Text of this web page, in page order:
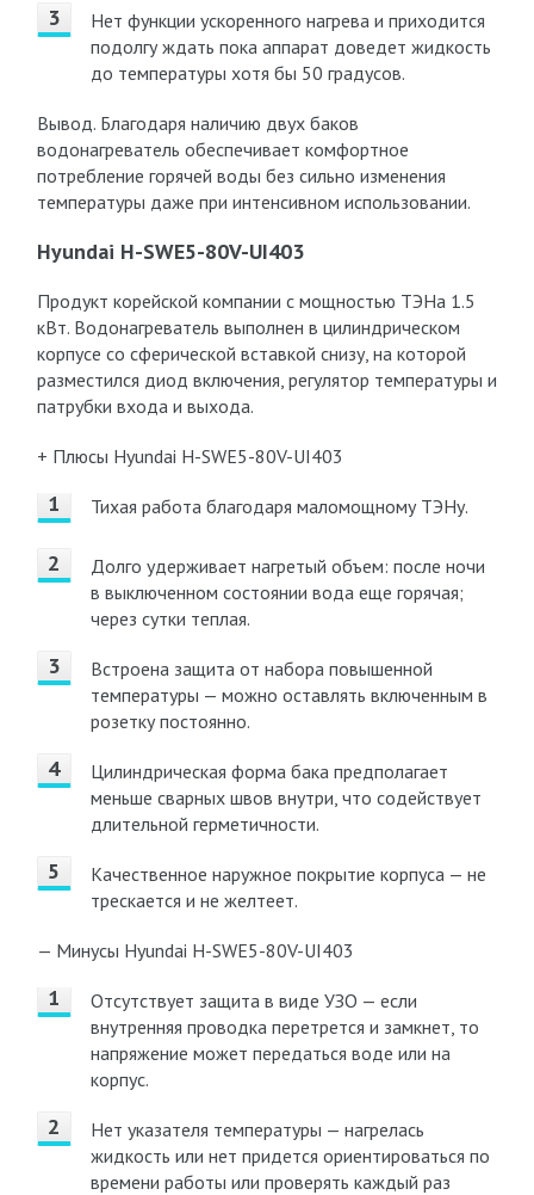
Нет функции ускоренного нагрева и приходится
подолгу ждать пока аппарат доведет жидкость
до температуры хотя бы 50 градусов.
Вывод. Благодаря наличию двух баков
водонагреватель обеспечивает комфортное
потребление горячей воды без сильно изменения
температуры даже при интенсивном использовании.
Hyundai H-SWE5-80V-UI403
Продукт корейской компании с мощностью ТЭНа 1.5
кВт. Водонагреватель выполнен в цилиндрическом
корпусе со сферической вставкой снизу, на которой
разместился диод включения, регулятор температуры и
патрубки входа и выхода.
+ Плюсы Hyundai H-SWE5-80V-UI403
Тихая работа благодаря маломощному ТЭНу.
Долго удерживает нагретый объем: после ночи
в выключенном состоянии вода еще горячая;
через сутки теплая.
Встроена защита от набора повышенной
температуры — можно оставлять включенным в
розетку постоянно.
Цилиндрическая форма бака предполагает
меньше сварных швов внутри, что содействует
длительной герметичности.
Качественное наружное покрытие корпуса — не
трескается и не желтеет.
— Минусы Hyundai H-SWE5-80V-UI403
Отсутствует защита в виде УЗО — если
внутренняя проводка перетрется и замкнет, то
напряжение может передаться воде или на
корпус.
Нет указателя температуры — нагрелась
жидкость или нет придется ориентироваться по
времени работы или проверять каждый раз